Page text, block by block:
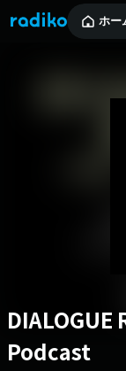
ホー
DIALOGUE
Podcast